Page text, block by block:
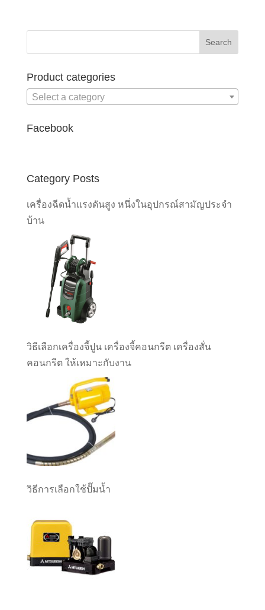
฿55,000.00.฿44,000.00.
Product categories
Select a category
Facebook
Category Posts
เครื่องฉีดน้ำแรงดันสูง หนึ่งในอุปกรณ์สามัญประจำ
บ้าน
วิธีเลือกเครื่องจี้ปูน เครื่องจี้คอนกรีต เครื่องสั่น
คอนกรีต ให้เหมาะกับงาน
วิธีการเลือกใช้ปั๊มน้ำ